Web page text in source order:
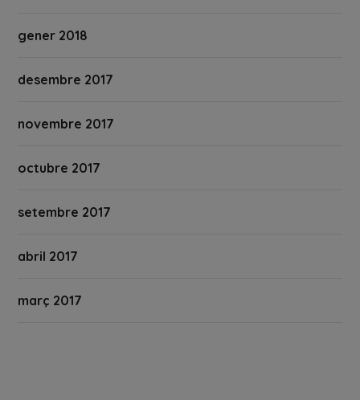
gener 2018
desembre 2017
novembre 2017
octubre 2017
setembre 2017
abril 2017
març 2017